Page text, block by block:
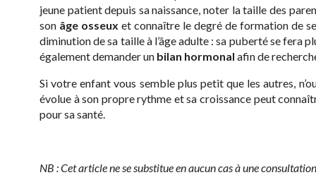
jeune patient depuis sa naissance, noter la taille des
son âge osseux et connaître le degré de formation de
diminution de sa taille à l’âge adulte : sa puberté se fera
également demander un bilan hormonal afin de
Si votre enfant vous semble plus petit que les autres,
évolue à son propre rythme et sa croissance peut
pour sa santé.
NB : Cet article ne se substitue en aucun cas à une